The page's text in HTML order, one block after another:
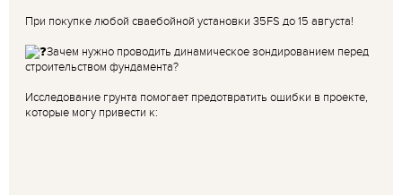
При покупке любой сваебойной установки 35FS до 15 августа!
Зачем нужно проводить динамическое зондированием перед
строительством фундамента?
Исследование грунта помогает предотвратить ошибки в проекте,
которые могу привести к: